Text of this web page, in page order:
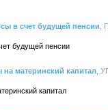
в счет будущей пенсии ,
будущей пенсии
материнский капитал ,
капитал